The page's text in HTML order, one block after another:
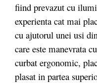
fiind prevazut cu
experienta cat mai
cu ajutorul unei usi
care este manevrata
curbat ergonomic,
plasat in partea